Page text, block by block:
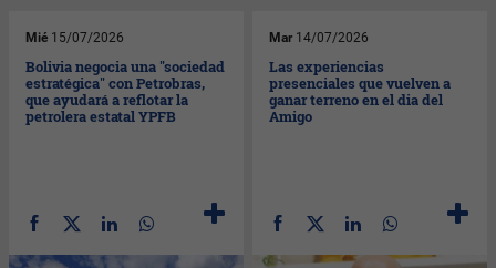
Mié 15/07/2026
Bolivia negocia una "sociedad
estratégica" con Petrobras,
que ayudará a reflotar la
petrolera estatal YPFB
Mar 14/07/2026
Las experiencias
presenciales que vuelven a
ganar terreno en el dia del
Amigo